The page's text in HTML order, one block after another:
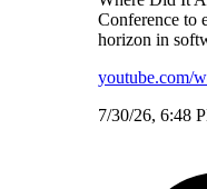
Conference to
horizon in
youtube.com/
7/30/26, 6:48